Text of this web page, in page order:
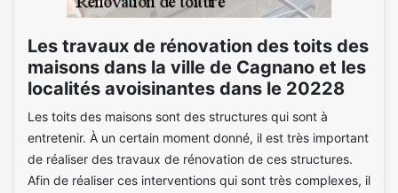
Les travaux de rénovation des toits des
maisons dans la ville de Cagnano et les
localités avoisinantes dans le 20228
Les toits des maisons sont des structures qui sont à
entretenir. À un certain moment donné, il est très important
de réaliser des travaux de rénovation de ces structures.
Afin de réaliser ces interventions qui sont très complexes, il